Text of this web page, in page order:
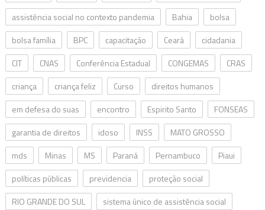
assistência social no contexto pandemia
Bahia
bolsa
bolsa família
BPC capacitação Ceará
cidadania
CIT
CNAS Conferência Estadual CONGEMAS
CRAS
criança
criança feliz Curso
direitos humanos
em defesa do suas
encontro Espirito Santo
FONSEAS
garantia de direitos
idoso INSS
MATO GROSSO
mds
Minas MS Paraná Pernambuco
Piaui
políticas públicas
previdencia
proteção social
RIO GRANDE DO SUL
sistema único de assistência social